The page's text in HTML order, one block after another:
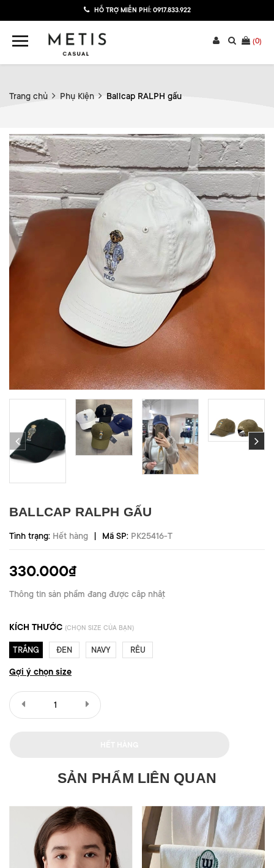
HỖ TRỢ MIỄN PHÍ: 0917.833.922
(0)
Trang chủ Phụ Kiện Ballcap RALPH gấu
BALLCAP RALPH GẤU
Tình trạng: Hết hàng | Mã SP: PK25416-T
330.000₫
Thông tin sản phẩm đang được cập nhật
KÍCH THƯỚC (CHỌN SIZE CỦA BẠN)
TRẮNG ĐEN NAVY RÊU
Gợi ý chọn size
SẢN PHẨM LIÊN QUAN